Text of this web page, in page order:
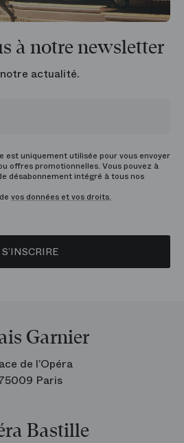
à notre newsletter
actualité.
est uniquement utilisée pour vous envoyer
offres promotionnelles. Vous pouvez à
désabonnement intégré à tous nos
vos données et vos droits.
S’INSCRIRE
Garnier
de l’Opéra
Paris
Bastille